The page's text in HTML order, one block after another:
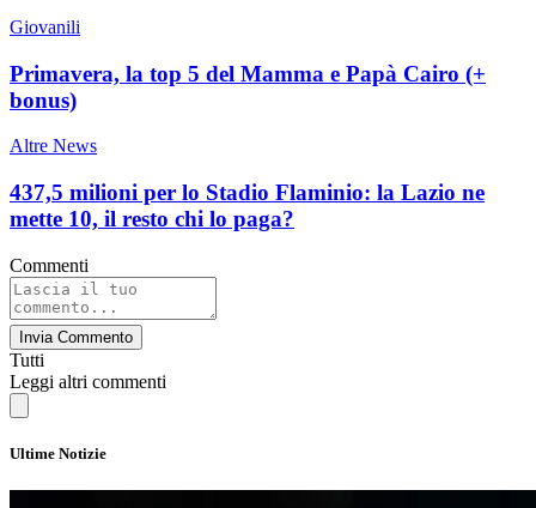
Giovanili
Primavera, la top 5 del Mamma e Papà Cairo (+
bonus)
Altre News
437,5 milioni per lo Stadio Flaminio: la Lazio ne
mette 10, il resto chi lo paga?
Commenti
Invia Commento
Tutti
Leggi altri commenti
Ultime Notizie